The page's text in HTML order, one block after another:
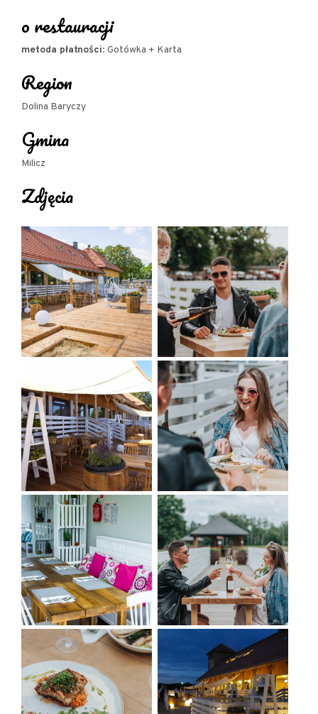
- Możliwość naprawy roweru/warsztat
Inne udogodnienia:
- Możliwość płatności kartą
- Mówimy po niemiecku
- Obiekt przystosowany dla niepełnosprawnych
- Parking strzeżony
- Możliwość bezpiecznego przechowania bagażu
(nieodpł.)
- Sprzedaż gadżetów i pamiątek regionalnych
- Miejsce przyjazne rodzinom z dziećmi
o restauracji
metoda płatności: Gotówka + Karta
Region
Dolina Baryczy
Gmina
Milicz
Zdjęcia